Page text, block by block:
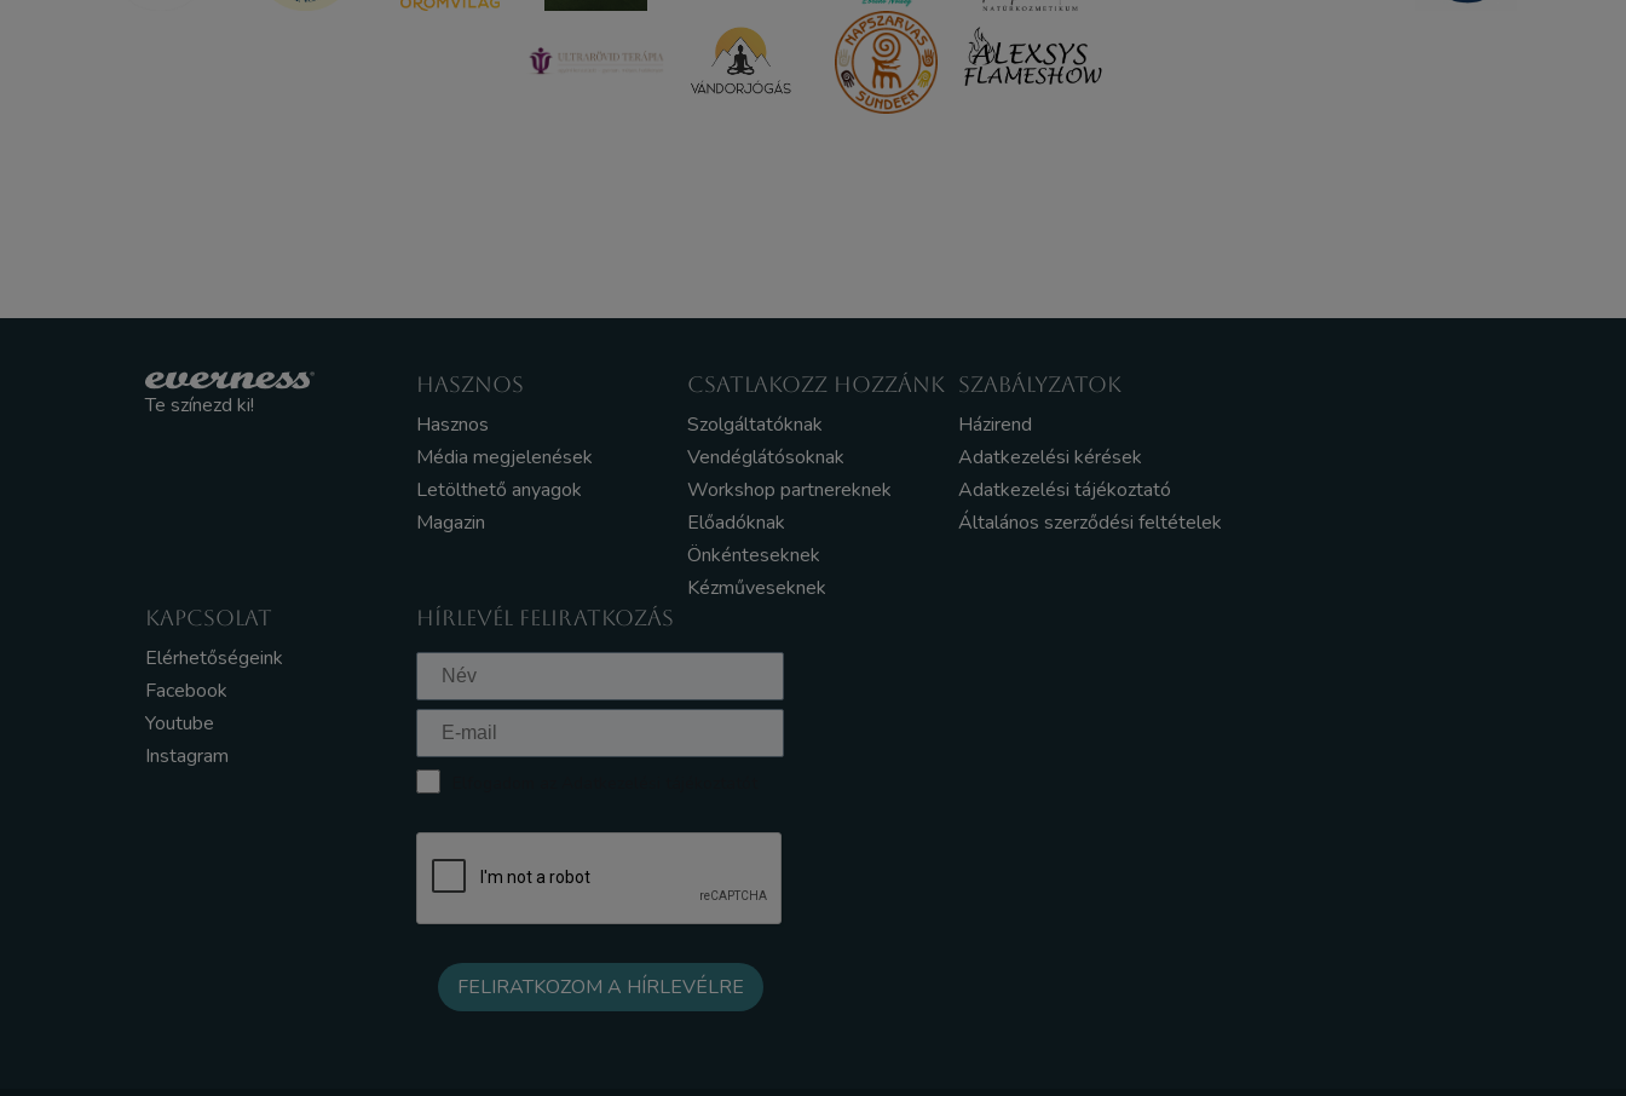
Te színezd ki!
HASZNOS
Hasznos
Média megjelenések
Letölthető anyagok
Magazin
CSATLAKOZZ HOZZÁNK
Szolgáltatóknak
Vendéglátósoknak
Workshop partnereknek
Előadóknak
Önkénteseknek
Kézműveseknek
SZABÁLYZATOK
Házirend
Adatkezelési kérések
Adatkezelési tájékoztató
Általános szerződési feltételek
KAPCSOLAT
Elérhetőségeink
Facebook
Youtube
Instagram
HÍRLEVÉL FELIRATKOZÁS